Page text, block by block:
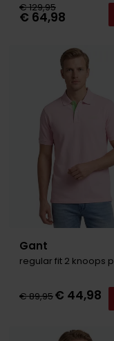
€ 129,95
€ 64,98
Gant
€ 89,95€ 44,98